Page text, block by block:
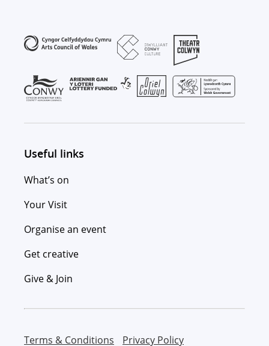
Useful links
What’s on
Your Visit
Organise an event
Get creative
Give & Join
Terms & Conditions Privacy Policy